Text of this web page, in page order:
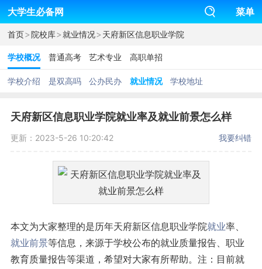
大学生必备网 菜单
首页>院校库>就业情况>天府新区信息职业学院
学校概况 普通高考 艺术专业 高职单招
学校介绍 是双高吗 公办民办 就业情况 学校地址
天府新区信息职业学院就业率及就业前景怎么样
更新：2023-5-26 10:20:42 我要纠错
本文为大家整理的是历年天府新区信息职业学院就业率、
就业前景等信息，来源于学校公布的就业质量报告、职业
教育质量报告等渠道，希望对大家有所帮助。注：目前就